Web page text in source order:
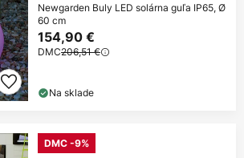
Newgarden Buly LED solárna guľa IP65, Ø
60 cm
154,90 €
DMC206,51 €
Na sklade
DMC -9%